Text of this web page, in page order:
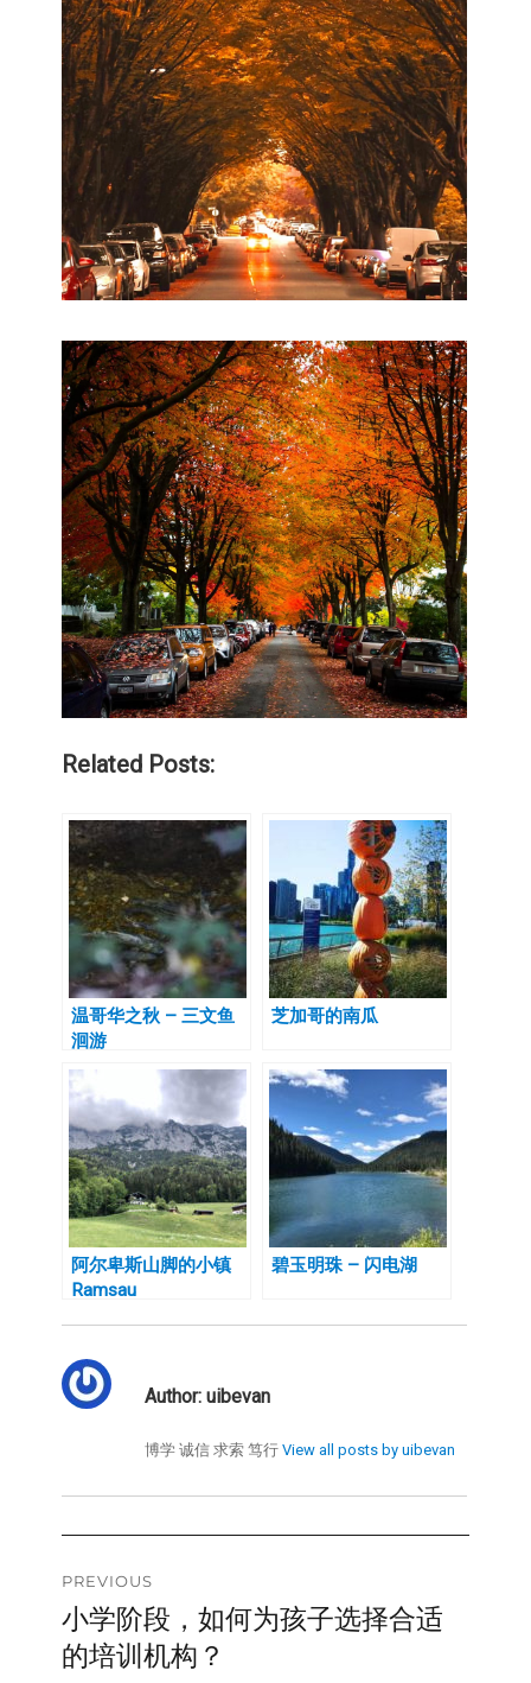
Related Posts:
温哥华之秋 – 三文鱼
洄游
芝加哥的南瓜
阿尔卑斯山脚的小镇
Ramsau
碧玉明珠 – 闪电湖
Author:uibevan
博学 诚信 求索 笃行 View all posts by uibevan
Post
navigation
PREVIOUS
Previous
post:
小学阶段，如何为孩子选择合适
的培训机构？